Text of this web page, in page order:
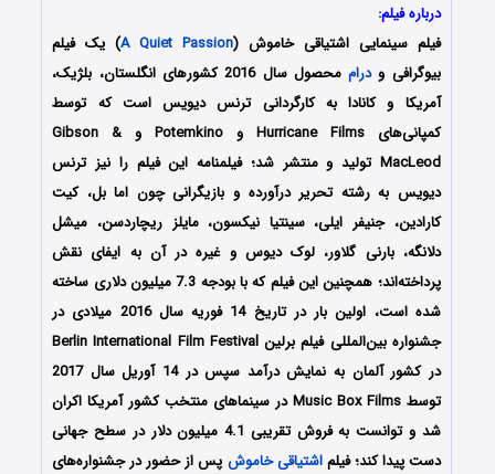
درباره فیلم:
فیلم سینمایی اشتیاقی خاموش (A Quiet Passion) یک فیلم
بیوگرافی ودرام
محصول سال 2016 کشورهای انگلستان، بلژیک،
آمریکا و کانادا به کارگردانی ترنس دیویس است که توسط
کمپانی‌های Hurricane Films و Potemkino و Gibson &
MacLeod تولید و منتشر شد؛ فیلمنامه این فیلم را نیز ترنس
دیویس به رشته تحریر درآورده و بازیگرانی چون اما بل، کیت
کارادین، جنیفر ایلی، سینتیا نیکسون، مایلز ریچاردسن، میشل
دلانگه، بارنی گلاور، لوک دیوس و غیره در آن به ایفای نقش
پرداخته‌اند؛ همچنین این فیلم که با بودجه 7.3 میلیون دلاری ساخته
شده است، اولین بار در تاریخ 14 فوریه سال 2016 میلادی در
جشنواره بین‌المللی فیلم برلین Berlin International Film Festival
در کشور آلمان به نمایش درآمد سپس در 14 آوریل سال 2017
توسط Music Box Films در سینماهای منتخب کشور آمریکا اکران
شد و توانست به فروش تقریبی 4.1 میلیون دلار در سطح جهانی
دست پیدا کند؛ فیلماشتیاقی خاموش پس از حضور در جشنواره‌های